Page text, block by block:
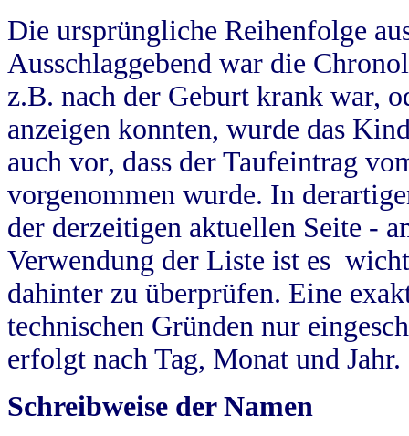
Die ursprüngliche Reihenfolge
Ausschlaggebend war die
z.B. nach der Geburt krank war,
anzeigen konnten, wurde das
auch vor, dass der Taufeintrag
vorgenommen wurde. In
der derzeitigen aktuellen Seite -
Verwendung der Liste ist es
dahinter zu überprüfen. Eine
technischen Gründen nur
erfolgt nach Tag, Monat und Jahr.
Schreibweise der Namen